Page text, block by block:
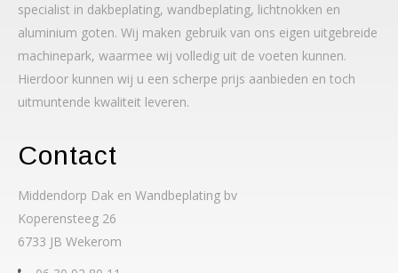
specialist in dakbeplating, wandbeplating, lichtnokken en
aluminium goten. Wij maken gebruik van ons eigen uitgebreide
machinepark, waarmee wij volledig uit de voeten kunnen.
Hierdoor kunnen wij u een scherpe prijs aanbieden en toch
uitmuntende kwaliteit leveren.
Contact
Middendorp Dak en Wandbeplating bv
Koperensteeg 26
6733 JB Wekerom